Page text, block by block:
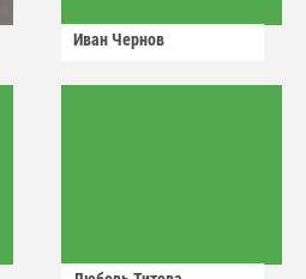
Иван Чернов